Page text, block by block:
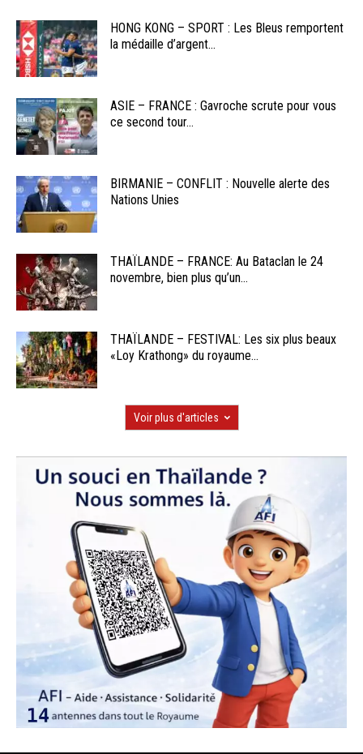
HONG KONG – SPORT : Les Bleus remportent
la médaille d’argent...
ASIE – FRANCE : Gavroche scrute pour vous
ce second tour...
BIRMANIE – CONFLIT : Nouvelle alerte des
Nations Unies
THAÏLANDE – FRANCE: Au Bataclan le 24
novembre, bien plus qu’un...
THAÏLANDE – FESTIVAL: Les six plus beaux
«Loy Krathong» du royaume...
Voir plus d'articles